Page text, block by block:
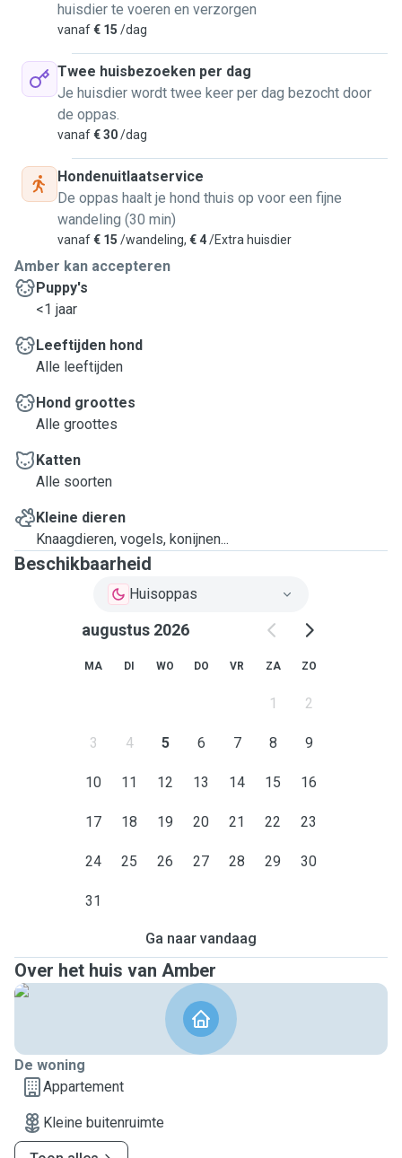
huisdier te voeren en verzorgen
vanaf€ 15 /dag
Twee huisbezoeken per dag
Je huisdier wordt twee keer per dag bezocht door
de oppas.
vanaf€ 30/dag
Hondenuitlaatservice
De oppas haalt je hond thuis op voor een fijne
wandeling (30 min)
vanaf€ 15 /wandeling, € 4/Extra huisdier
Amber kan accepteren
Puppy's
<1 jaar
Leeftijden hond
Alle leeftijden
Hond groottes
Alle groottes
Katten
Alle soorten
Kleine dieren
Knaagdieren, vogels, konijnen...
Beschikbaarheid
Huisoppas
augustus 2026
MA DI WO DO VR ZA ZO
1 2
3 4 5 6 7 8 9
10 11 12 13 14 15 16
17 18 19 20 21 22 23
24 25 26 27 28 29 30
31
Ga naar vandaag
Over het huis van Amber
De woning
Appartement
Kleine buitenruimte